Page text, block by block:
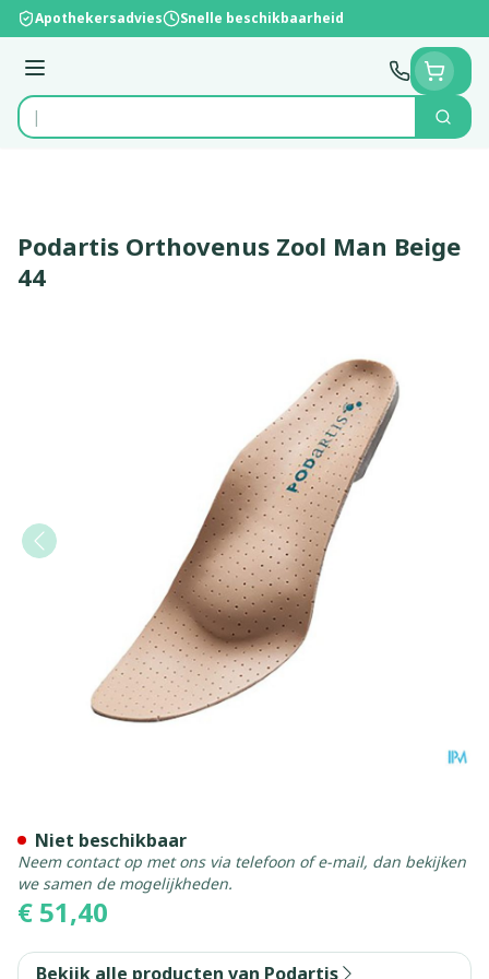
Ga naar de inhoud
Apothekersadvies Snelle beschikbaarheid
Menu
Product, merk, categorie...
Zoek
Podartis Orthovenus Zool Man Beige
44
€ 51,40
Niet beschikbaar
Neem contact op met ons via telefoon of e-mail, dan bekijken
we samen de mogelijkheden.
Bekijk alle producten van Podartis